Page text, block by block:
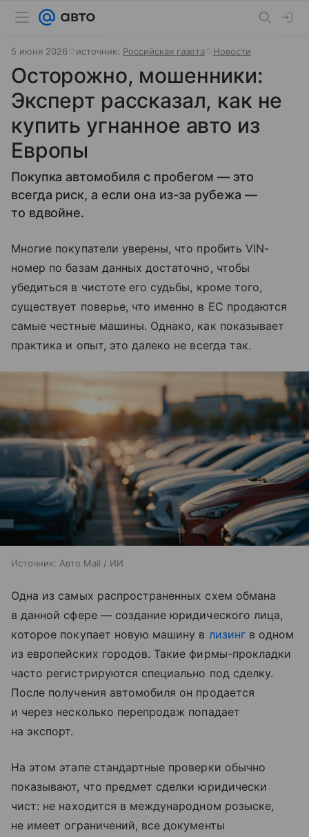
5 июня 2026 источник: Российская газета Новости
Осторожно, мошенники:
Эксперт рассказал, как не
купить угнанное авто из
Европы
Покупка автомобиля с пробегом — это
всегда риск, а если она из-за рубежа —
то вдвойне.
Многие покупатели уверены, что пробить VIN-
номер по базам данных достаточно, чтобы
убедиться в чистоте его судьбы, кроме того,
существует поверье, что именно в ЕС продаются
самые честные машины. Однако, как показывает
практика и опыт, это далеко не всегда так.
Источник: Авто Mail / ИИ
Одна из самых распространенных схем обмана
в данной сфере — создание юридического лица,
которое покупает новую машину в лизингв одном
из европейских городов. Такие фирмы-прокладки
часто регистрируются специально под сделку.
После получения автомобиля он продается
и через несколько перепродаж попадает
на экспорт.
На этом этапе стандартные проверки обычно
показывают, что предмет сделки юридически
чист: не находится в международном розыске,
не имеет ограничений, все документы